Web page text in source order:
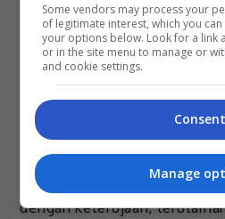
mengukuhkan kedudukan
Malaysia.
“Mira bukan sahaja telah
seni tanah air, tetapi dia
peminat dan pendiriannya
“Kami menjangkakan
dengan keterujaan,
Some vendors may process your
of legitimate interest, which you
your options below. Look for a link
or in the site menu to manage or
and cookie settings.
Consent
Manage